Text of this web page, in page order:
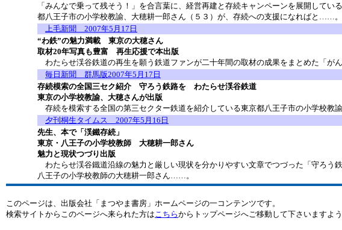
「みんなで乗って残そう！」を合言葉に、経営再建と存続キャンペーンを展開して
都八王子市の小学校教諭、大穂耕一郎さん（５３）が、存続への支援になればと……。
上毛新聞 2007年5月17日
“わ鉄”の魅力満載 東京の大穂さん
取材20年写真も豊富 再生応援で本出版
わたらせ渓谷鉄道の再生を願う鉄道ファンが二十年間の取材の成果をまとめた「
毎日新聞 群馬版2007年5月17日
存続模索の全国三セク紹介 守ろう鉄路を わたらせ渓谷鉄道
東京の小学校教諭、大穂さんが出版
存続を模索する全国の第三セクター鉄道を紹介している東京都八王子市の小学校
夕刊桐生タイムス 2007年5月16日
先生、本で「渓鐵存続」
東京・八王子の小学校教師 大穂耕一郎さん
魅力と現状つづり出版
わたらせ渓谷鐵道沿線の魅力と厳しい現状を分かりやすい文章でつづった「守ろ
八王子の小学校教師の大穂耕一郎さん……。
このページは、出版会社「まつやま書房」ホームページの一コンテンツです。
検索サイトからこのページへ来られた方はこちらからトップページへご移動して下さいますよう